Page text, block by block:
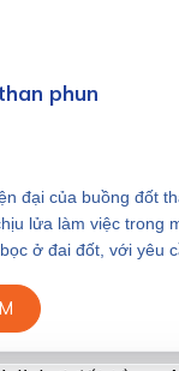
phun
đại của buồng đốt
lửa làm việc trong
ở đai đốt, với yêu
suất sinh hơi nhiệt đốt
là Novaplast-SiC75,
Ở các vùng khác